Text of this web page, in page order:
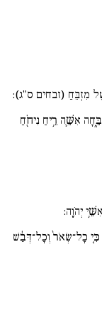
מִזְבֵּחַ (זבחים ס"ג):
אִשֵּׁ֛ה רֵ֥יחַ נִיחֹ֖חַ
יְהֹוָֽה:
כָל־שְׂאֹר֙ וְכָל־דְּבַ֔שׁ